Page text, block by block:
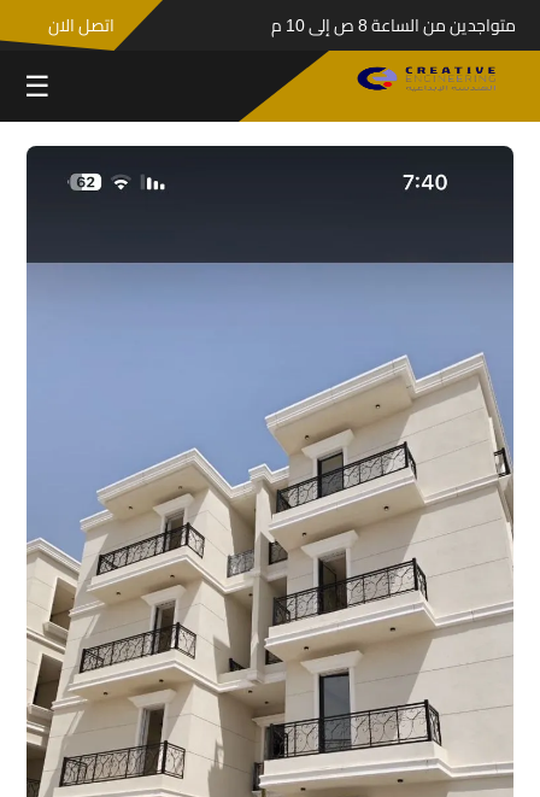
متواجدين من الساعة 8 ص إلى 10 م اتصل الان
☰